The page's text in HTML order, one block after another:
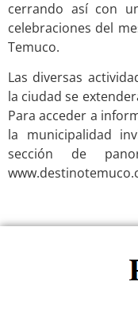
cerrando así con
celebraciones del
Temuco.
Las diversas
la ciudad se
Para acceder a
la municipalidad
sección de